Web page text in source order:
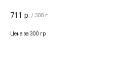
711 р. / 300 г
Цена за 300 гр